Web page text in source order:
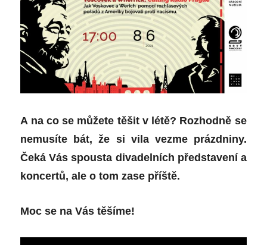
A na co se můžete těšit v létě? Rozhodně se
nemusíte bát, že si vila vezme prázdniny.
Čeká Vás spousta divadelních představení a
koncertů, ale o tom zase příště.
Moc se na Vás těšíme!